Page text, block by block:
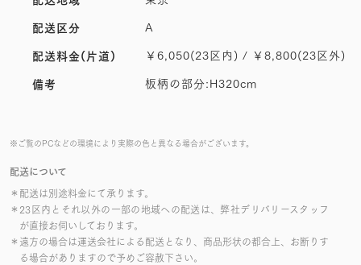
※ご覧のPCなどの環境により実際の色と異なる場合がございます。
配送について
＊配送は別途料金にて承ります。
＊23区内とそれ以外の一部の地域への配送は、弊社デリバリースタッフ
が直接お伺いしております。
＊遠方の場合は運送会社による配送となり、商品形状の都合上、お断りす
る場合がありますので予めご容赦下さい。
配送区分 A
配送料金(片道) ￥6,050(23区内) / ￥8,800(23区外)
備考 板柄の部分:H320cm